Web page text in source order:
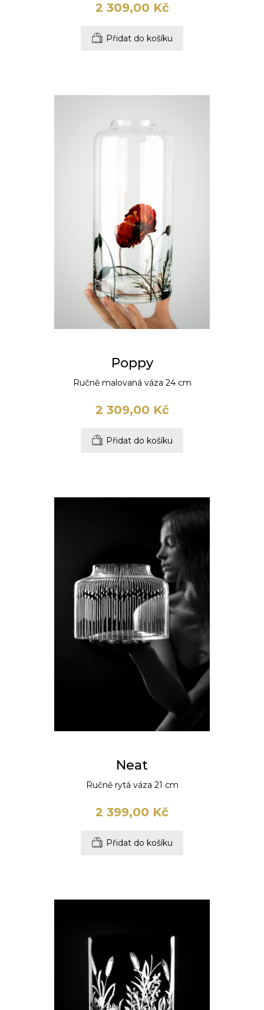
2 309,00 Kč
Přidat do košíku
Poppy
Ručně malovaná váza 24 cm
2 309,00 Kč
Přidat do košíku
Neat
Ručně rytá váza 21 cm
2 399,00 Kč
Přidat do košíku